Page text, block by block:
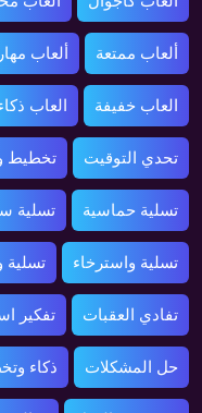
ألعاب ممتعة ألعاب
العاب خفيفة العاب
تحدي التوقيت تخطيط
تسلية حماسية تسلية
تسلية واسترخاء
تفادي العقبات تفكير
حل المشكلات ذكاء